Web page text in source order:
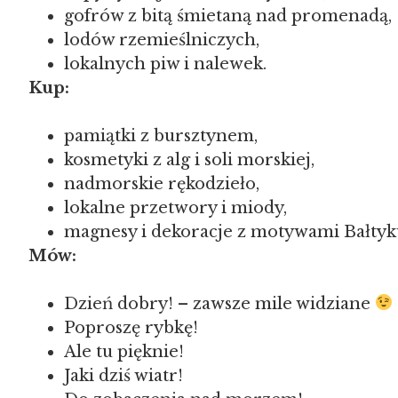
gofrów z bitą śmietaną nad promenadą,
lodów rzemieślniczych,
lokalnych piw i nalewek.
Kup:
pamiątki z bursztynem,
kosmetyki z alg i soli morskiej,
nadmorskie rękodzieło,
lokalne przetwory i miody,
magnesy i dekoracje z motywami
Mów:
Dzień dobry! – zawsze mile widziane
Poproszę rybkę!
Ale tu pięknie!
Jaki dziś wiatr!